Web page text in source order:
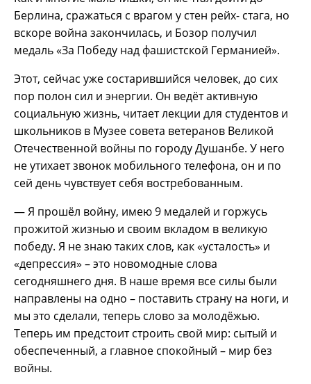
Берлина, сражаться с врагом у стен рейх- стага, но
вскоре война закончилась, и Бозор получил
медаль «За Победу над фашистской Германией».
Этот, сейчас уже состарившийся человек, до сих
пор полон сил и энергии. Он ведёт активную
социальную жизнь, читает лекции для студентов и
школьников в Музее совета ветеранов Великой
Отечественной войны по городу Душанбе. У него
не утихает звонок мобильного телефона, он и по
сей день чувствует себя востребованным.
— Я прошёл войну, имею 9 медалей и горжусь
прожитой жизнью и своим вкладом в великую
победу. Я не знаю таких слов, как «усталость» и
«депрессия» – это новомодные слова
сегодняшнего дня. В наше время все силы были
направлены на одно – поставить страну на ноги, и
мы это сделали, теперь слово за молодёжью.
Теперь им предстоит строить свой мир: сытый и
обеспеченный, а главное спокойный – мир без
войны.